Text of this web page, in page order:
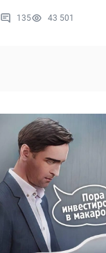
135 43 501